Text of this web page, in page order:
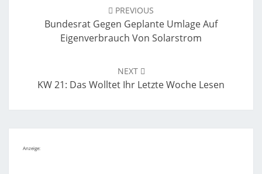
PREVIOUS
Bundesrat Gegen Geplante Umlage Auf
Eigenverbrauch Von Solarstrom
NEXT
KW 21: Das Wolltet Ihr Letzte Woche Lesen
Anzeige: